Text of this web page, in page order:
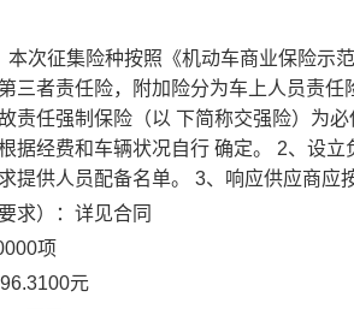
本次征集险种按照《机动车商业保险示
三者责任险，附加险分为车上人员责
责任强制保险（以 下简称交强险）为
据经费和车辆状况自行 确定。 2、设
提供人员配备名单。 3、响应供应商
求）：详见合同
项
元